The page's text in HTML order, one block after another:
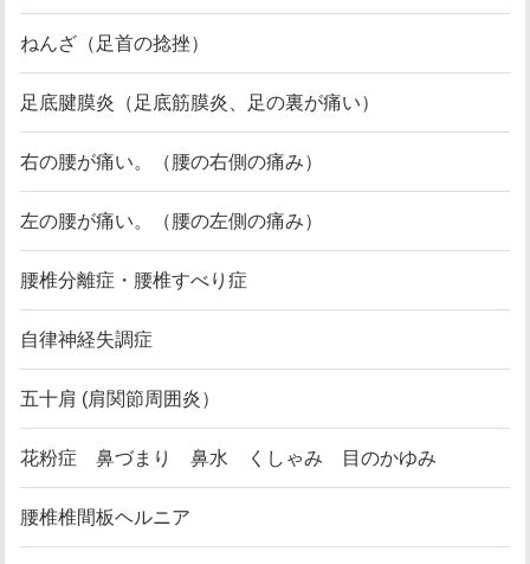
ねんざ（足首の捻挫）
足底腱膜炎（足底筋膜炎、足の裏が痛い）
右の腰が痛い。（腰の右側の痛み）
左の腰が痛い。（腰の左側の痛み）
腰椎分離症・腰椎すべり症
自律神経失調症
五十肩 (肩関節周囲炎）
花粉症 鼻づまり 鼻水 くしゃみ 目のかゆみ
腰椎椎間板ヘルニア